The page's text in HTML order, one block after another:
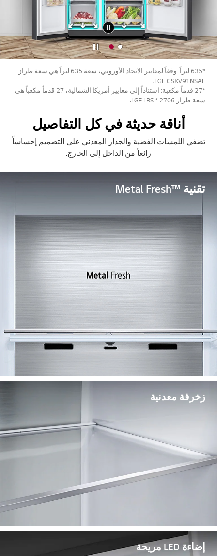
يقا
ف
مؤق
ت
للف
يديو
إيقاف
*635 لتراً: وفقاً لمعايير الاتحاد الأوروبي، سعة 635 لتراً هي سعة طراز
LGE GSXV91NSAE.
*27 قدماً مكعبة: استناداً إلى معايير أمريكا الشمالية، 27 قدماً مكعباً هي
سعة طراز LGE LRS * 2706.
أناقة حديثة في كل التفاصيل
تضفي اللمسات الفضية والجدار المعدني على التصميم إحساساً
رائعاً من الداخل إلى الخارج.
تقنية ™Metal Fresh
زخرفة معدنية
إضاءة LED مريحة